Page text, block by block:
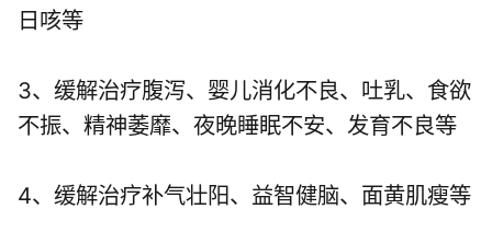
日咳等
3、缓解治疗腹泻、婴儿消化不良、吐乳、食欲
不振、精神萎靡、夜晚睡眠不安、发育不良等
4、缓解治疗补气壮阳、益智健脑、面黄肌瘦等